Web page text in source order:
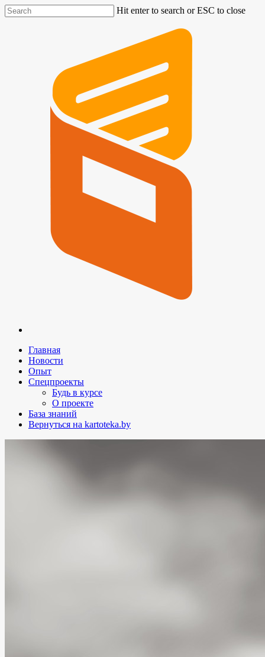
Hit enter to search or ESC to close
Главная
Новости
Опыт
Спецпроекты
Будь в курсе
О проекте
База знаний
Вернуться на kartoteka.by